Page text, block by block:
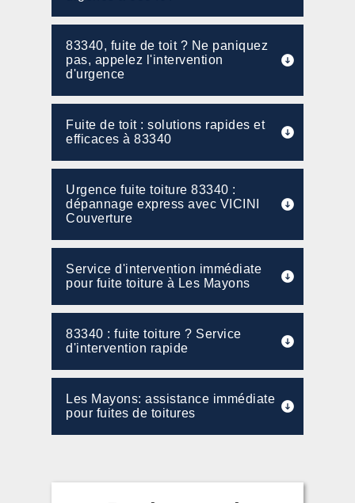
83340, fuite de toit ? Ne paniquez
pas, appelez l'intervention
d'urgence
Fuite de toit : solutions rapides et
efficaces à 83340
Urgence fuite toiture 83340 :
dépannage express avec VICINI
Couverture
Service d'intervention immédiate
pour fuite toiture à Les Mayons
83340 : fuite toiture ? Service
d'intervention rapide
Les Mayons: assistance immédiate
pour fuites de toitures